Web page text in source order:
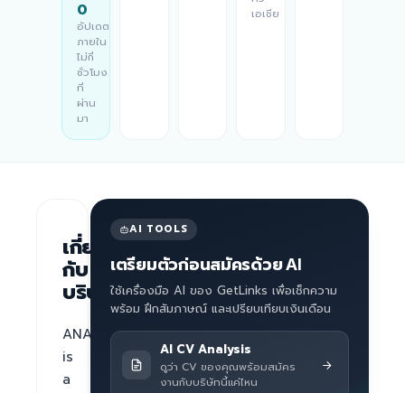
0
อัปเดต
ภายใน
ไม่กี่
ชั่วโมง
ที่
ผ่าน
มา
เอเชีย
เกี่ยว
กับ
บริษัท
ANAVEO
is
a
AI TOOLS
เตรียมตัวก่อนสมัครด้วย AI
ใช้เครื่องมือ AI ของ GetLinks เพื่อเช็กความ
พร้อม ฝึกสัมภาษณ์ และเปรียบเทียบเงินเดือน
AI CV Analysis
ดูว่า CV ของคุณพร้อมสมัคร
งานกับบริษัทนี้แค่ไหน